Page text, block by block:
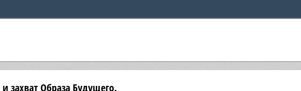
захват Образа Будущего.